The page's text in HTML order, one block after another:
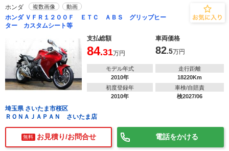
ホンダ 複数画像 動画
ホンダ ＶＦＲ１２００Ｆ ＥＴＣ ＡＢＳ グリップヒー
ター カスタムシート等
支払総額
車両価格
84.31万円 82.5万円
モデル年式
2010年
走行距離
18220Km
初度登録年
2010年
車検/自賠責
検2027/06
埼玉県 さいたま市桜区
ＲＯＮＡＪＡＰＡＮ さいたま店
無料 お見積り/お問合せ 電話をかける